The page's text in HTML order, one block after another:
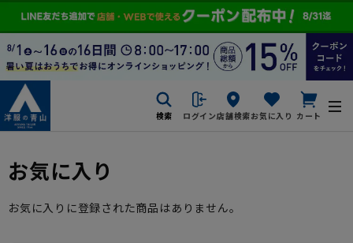
検索 ログイン店舗検索お気に入り カート
お気に入り
お気に入りに登録された商品はありません。